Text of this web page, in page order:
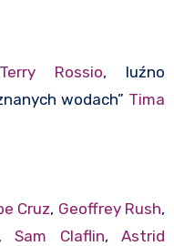
Terry Rossio, luźno
wodach” Tima
Cruz, Geoffrey Rush,
Sam Claflin,Astrid